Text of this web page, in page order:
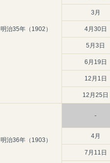
明治35年（1902）
3月
4月30日
5月3日
6月19日
12月1日
12月25日
明治36年（1903）
-
4月
7月11日